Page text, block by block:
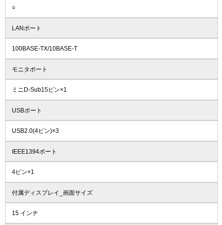
○
LANポート
100BASE-TX/10BASE-T
モニタポート
ミニD-Sub15ピン×1
USBポート
USB2.0(4ピン)×3
IEEE1394ポート
4ピン×1
付属ディスプレイ_画面サイズ
15 インチ